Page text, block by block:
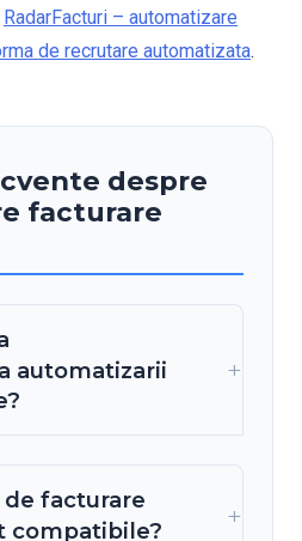
RadarFacturi – automatizare
de recrutare automatizata.
despre
facturare
automatizarii
facturare
compatibile?